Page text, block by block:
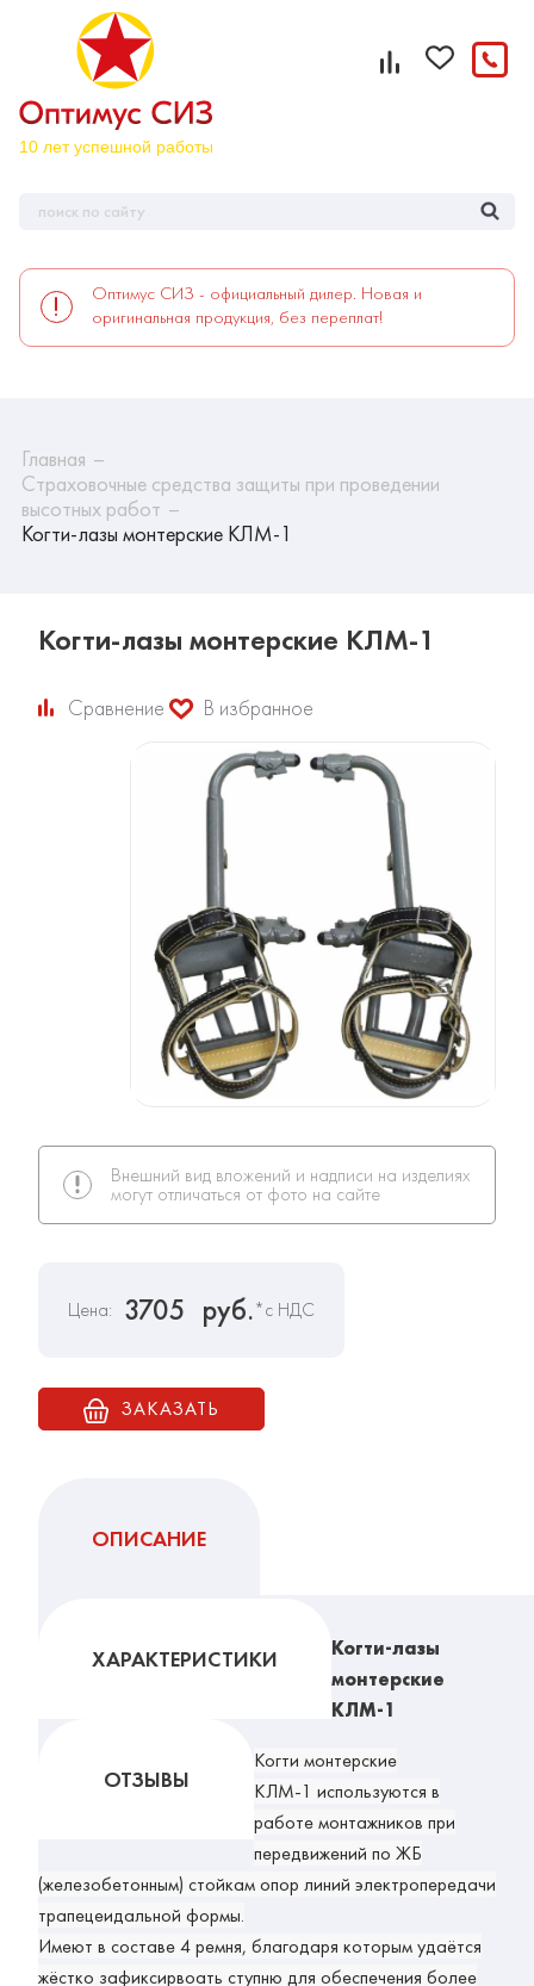
Оптимус СИЗ - официальный дилер. Новая и
оригинальная продукция, без переплат!
Главная
Страховочные средства защиты при проведении
высотных работ
Когти-лазы монтерские КЛМ-1
Когти-лазы монтерские КЛМ-1
Сравнение В избранное
Внешний вид вложений и надписи на изделиях
могут отличаться от фото на сайте
Цена: 3705 руб.*с НДС
ЗАКАЗАТЬ
ОПИСАНИЕ
ХАРАКТЕРИСТИКИ
ОТЗЫВЫ
Когти-лазы
монтерские
КЛМ-1
Когти монтерские
КЛМ-1 используются в
работе монтажников при
передвижений по ЖБ
(железобетонным) стойкам опор линий электропередачи
трапецеидальной формы.
Имеют в составе 4 ремня, благодаря которым удаётся
жёстко зафиксирвоать ступню для обеспечения более